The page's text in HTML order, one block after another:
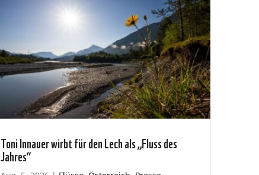
Toni Innauer wirbt für den Lech als „Fluss des
Jahres“